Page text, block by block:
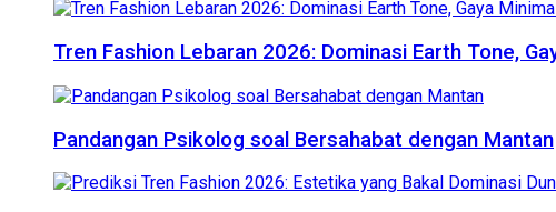
Tren Fashion Lebaran 2026: Dominasi Earth Tone,
Pandangan Psikolog soal Bersahabat dengan Mantan